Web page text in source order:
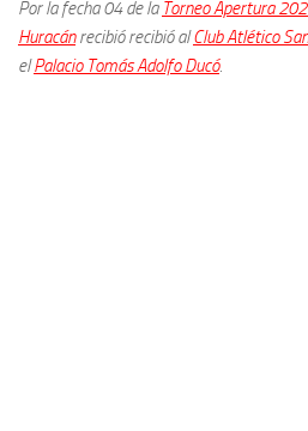
Por la fecha 04 de la Torneo Apertura
Huracánrecibió recibió alClub Atlético
elPalacio Tomás Adolfo Ducó.